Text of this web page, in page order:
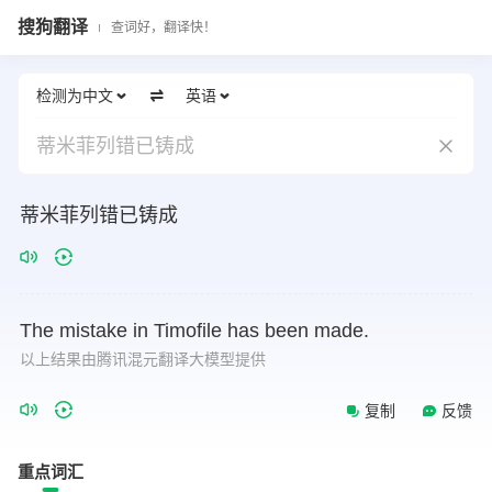
搜狗翻译 查词好，翻译快！
检测为中文 英语
蒂米菲列错已铸成
蒂米菲列错已铸成
The mistake in Timofile has been made.
以上结果由腾讯混元翻译大模型提供
复制 反馈
重点词汇